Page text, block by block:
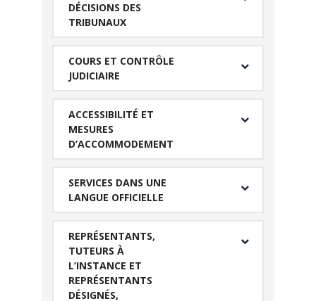
DÉCISIONS DES
TRIBUNAUX
COURS ET CONTRÔLE
JUDICIAIRE
ACCESSIBILITÉ ET
MESURES
D’ACCOMMODEMENT
SERVICES DANS UNE
LANGUE OFFICIELLE
REPRÉSENTANTS,
TUTEURS À
L’INSTANCE ET
REPRÉSENTANTS
DÉSIGNÉS,